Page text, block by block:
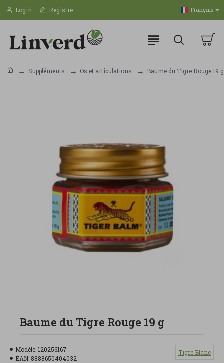
Login Registre Français
Suppléments Os et articulations Baume du Tigre Rouge 19 g
Baume du Tigre Rouge 19 g
Modèle:120256167
EAN: 8888650404032
Tigre Blanc